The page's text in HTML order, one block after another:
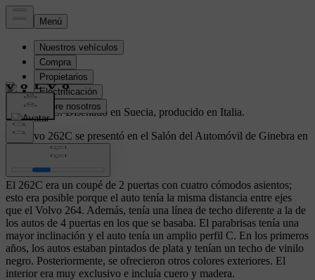
Volvo 262C. Diseñado en Suecia, producido en Italia.
El Volvo 262C se presentó en el Salón del Automóvil de Ginebra en
El 262C era un coupé de 2 puertas con cuatro cómodos asientos;
esto era posible porque el auto tenía la misma distancia entre ejes
que el Volvo 264. Además, tenía una línea de techo diferente a la de
los autos de 4 puertas en los que se basaba. El parabrisas tenía una
mayor inclinación y el auto tenía un amplio perfil C. En los primeros
años, los autos estaban pintados de plata y tenían un techo de vinilo
negro. Posteriormente, se ofrecieron otros colores exteriores. El
interior era muy exclusivo e incluía cuero y madera.